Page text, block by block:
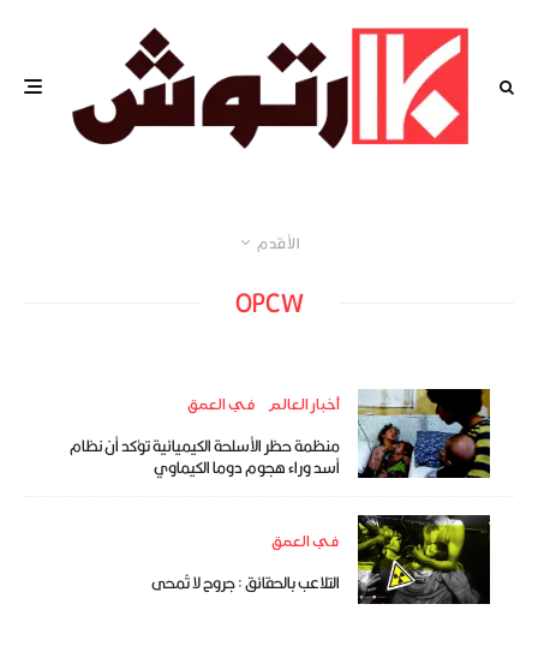
الأقدم
OPCW
أخبار العالم في العمق
منظمة حظر الأسلحة الكيميائية تؤكد أن نظام
أسد وراء هجوم دوما الكيماوي
في العمق
التلاعب بالحقائق : جروح لا تُمحى